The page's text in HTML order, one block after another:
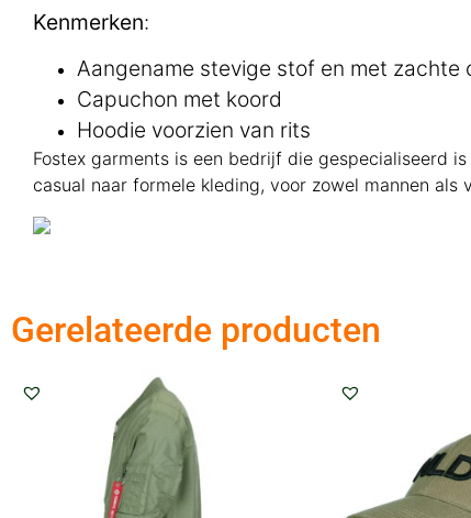
Kenmerken:
Aangename stevige stof en met zachte
Capuchon met koord
Hoodie voorzien van rits
Fostex garments is een bedrijf die gespecialiseerd
casual naar formele kleding, voor zowel mannen als
Gerelateerde producten